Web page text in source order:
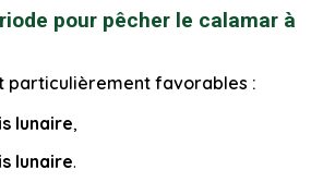
pour pêcher le calamar à
particulièrement favorables :
lunaire,
lunaire.